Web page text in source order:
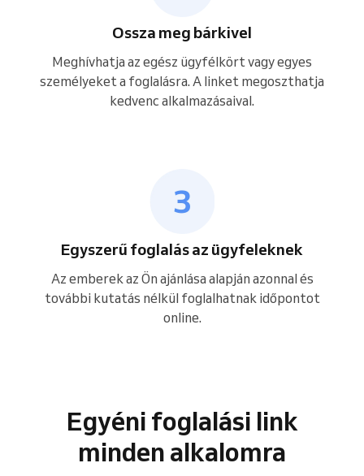
Ossza meg bárkivel
Meghívhatja az egész ügyfélkört vagy egyes
személyeket a foglalásra. A linket megoszthatja
kedvenc alkalmazásaival.
Egyszerű foglalás az ügyfeleknek
Az emberek az Ön ajánlása alapján azonnal és
további kutatás nélkül foglalhatnak időpontot
online.
Egyéni foglalási link
minden alkalomra